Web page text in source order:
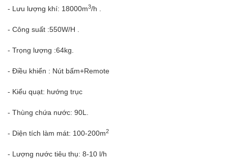
- Lưu lượng khí: 18000m3/h .
- Công suất :550W/H .
- Trọng lượng :64kg.
- Điều khiển : Nút bấm+Remote
- Kiểu quạt: hướng trục
- Thùng chứa nước: 90L.
- Diện tích làm mát: 100-200m2
- Lượng nước tiêu thụ: 8-10 l/h